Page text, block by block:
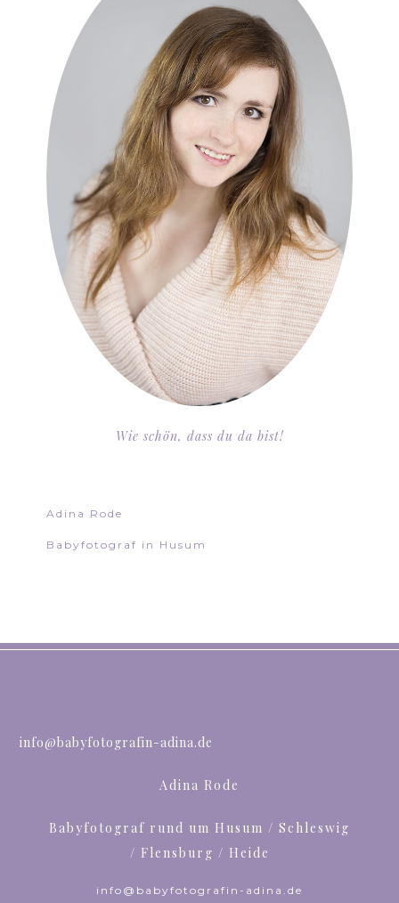
Wie schön, dass du da bist!
Adina Rode
Babyfotograf in Husum
info@babyfotografin-adina.de
Adina Rode
Babyfotograf rund um Husum / Schleswig
/ Flensburg / Heide
info@babyfotografin-adina.de